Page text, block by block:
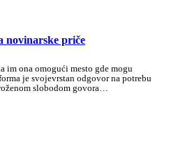
novinarske priče
im ona omogući mesto gde mogu
je svojevrstan odgovor na potrebu
slobodom govora…